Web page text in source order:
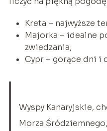
Kreta – najwyższe
Majorka – idealne
zwiedzania,
Cypr – gorące dni i
Wyspy Kanaryjskie,
Morza